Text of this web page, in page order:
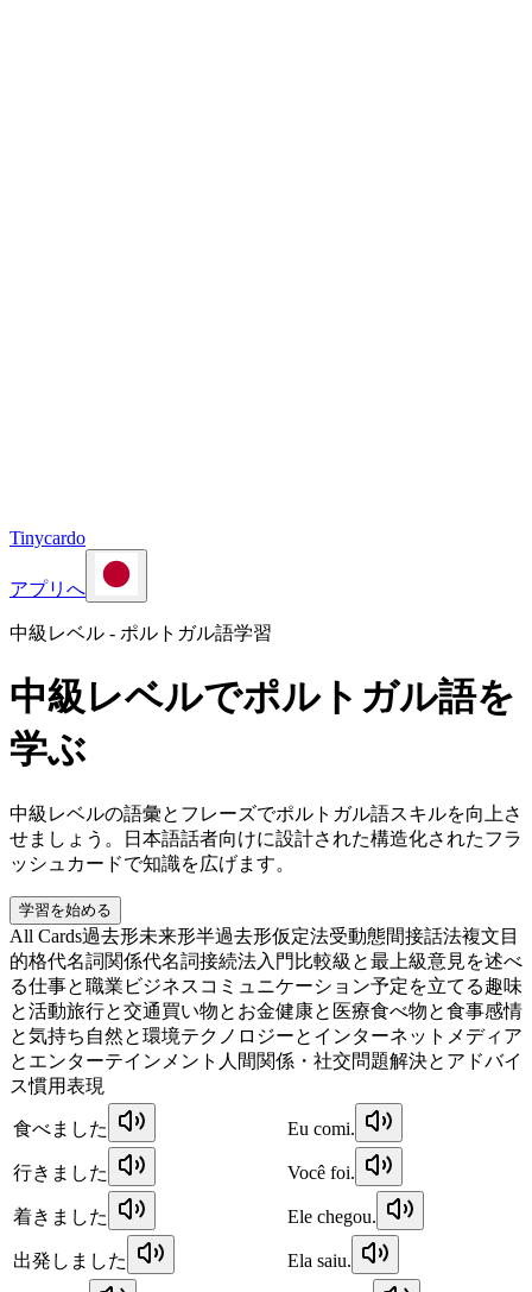
Tinycardo
アプリへ
中級レベル - ポルトガル語学習
中級レベルでポルトガル語を
学ぶ
中級レベルの語彙とフレーズでポルトガル語スキルを向上さ
せましょう。日本語話者向けに設計された構造化されたフラ
ッシュカードで知識を広げます。
学習を始める
All Cards過去形未来形半過去形仮定法受動態間接話法複文 目
的格代名詞関係代名詞接続法入門 比較級と最上級意見を述べ
る仕事と職業 ビジネスコミュニケーション予定を立てる趣味
と活動旅行と交通買い物とお金健康と医療食べ物と食事感情
と気持ち 自然と環境テクノロジーとインターネット メディア
とエンターテインメント 人間関係・社交問題解決とアドバイ
ス慣用表現
食べました Eu comi.
行きました Você foi.
着きました Ele chegou.
出発しました Ela saiu.